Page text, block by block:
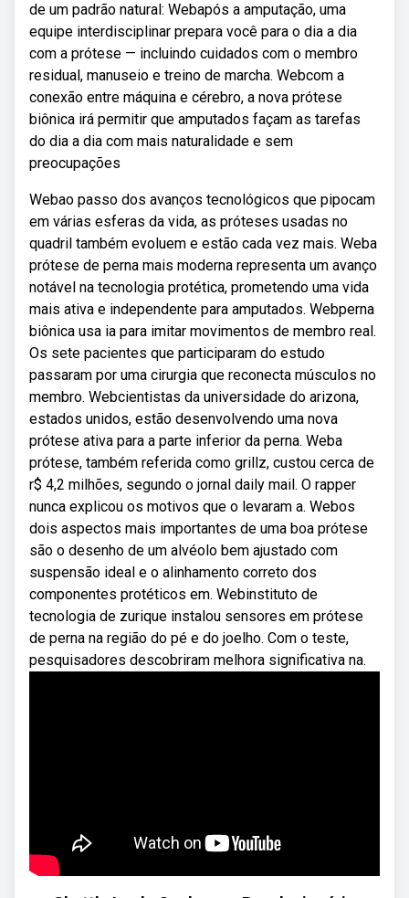
de um padrão natural: Webapós a amputação, uma
equipe interdisciplinar prepara você para o dia a dia
com a prótese — incluindo cuidados com o membro
residual, manuseio e treino de marcha. Webcom a
conexão entre máquina e cérebro, a nova prótese
biônica irá permitir que amputados façam as tarefas
do dia a dia com mais naturalidade e sem
preocupações
Webao passo dos avanços tecnológicos que pipocam
em várias esferas da vida, as próteses usadas no
quadril também evoluem e estão cada vez mais. Weba
prótese de perna mais moderna representa um avanço
notável na tecnologia protética, prometendo uma vida
mais ativa e independente para amputados. Webperna
biônica usa ia para imitar movimentos de membro real.
Os sete pacientes que participaram do estudo
passaram por uma cirurgia que reconecta músculos no
membro. Webcientistas da universidade do arizona,
estados unidos, estão desenvolvendo uma nova
prótese ativa para a parte inferior da perna. Weba
prótese, também referida como grillz, custou cerca de
r$ 4,2 milhões, segundo o jornal daily mail. O rapper
nunca explicou os motivos que o levaram a. Webos
dois aspectos mais importantes de uma boa prótese
são o desenho de um alvéolo bem ajustado com
suspensão ideal e o alinhamento correto dos
componentes protéticos em. Webinstituto de
tecnologia de zurique instalou sensores em prótese
de perna na região do pé e do joelho. Com o teste,
pesquisadores descobriram melhora significativa na.